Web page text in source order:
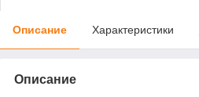
Описание Характеристики
Описание